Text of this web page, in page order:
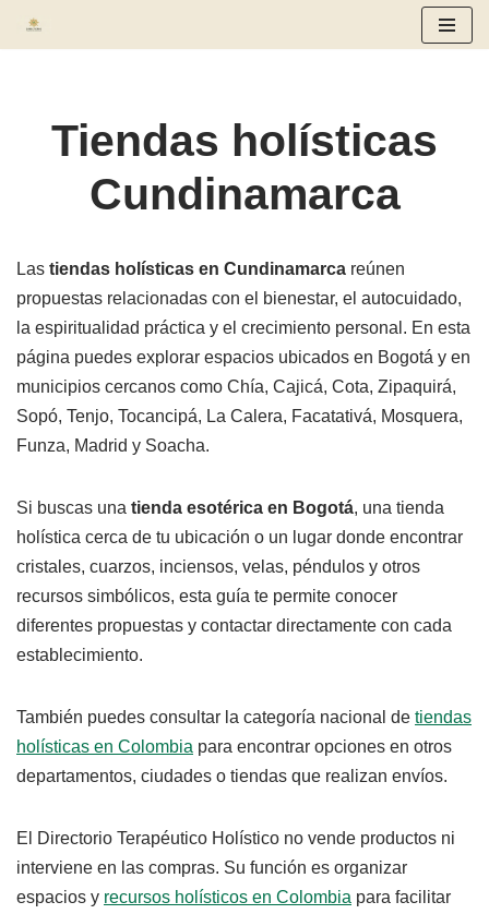
contenido
Tiendas holísticas
Cundinamarca
Las tiendas holísticas en Cundinamarca reúnen
propuestas relacionadas con el bienestar, el autocuidado,
la espiritualidad práctica y el crecimiento personal. En esta
página puedes explorar espacios ubicados en Bogotá y en
municipios cercanos como Chía, Cajicá, Cota, Zipaquirá,
Sopó, Tenjo, Tocancipá, La Calera, Facatativá, Mosquera,
Funza, Madrid y Soacha.
Si buscas una tienda esotérica en Bogotá, una tienda
holística cerca de tu ubicación o un lugar donde encontrar
cristales, cuarzos, inciensos, velas, péndulos y otros
recursos simbólicos, esta guía te permite conocer
diferentes propuestas y contactar directamente con cada
establecimiento.
También puedes consultar la categoría nacional de tiendas
holísticas en Colombia para encontrar opciones en otros
departamentos, ciudades o tiendas que realizan envíos.
El Directorio Terapéutico Holístico no vende productos ni
interviene en las compras. Su función es organizar
espacios y recursos holísticos en Colombia para facilitar